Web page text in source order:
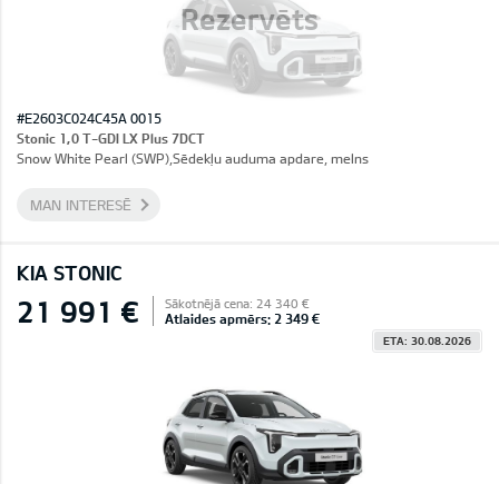
Rezervēts
#E2603C024C45A 0015
Stonic 1,0 T-GDI LX Plus 7DCT
Snow White Pearl (SWP),Sēdekļu auduma apdare, melns
MAN INTERESĒ
KIA STONIC
21 991 € Sākotnējā cena: 24 340 €
Atlaides apmērs: 2 349 €
ETA: 30.08.2026